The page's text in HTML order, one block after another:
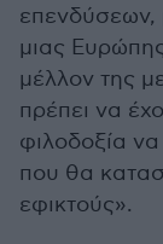
επενδύσεων,
μιας
μέλλον της
πρέπει να
φιλοδοξία
που θα
εφικτούς».